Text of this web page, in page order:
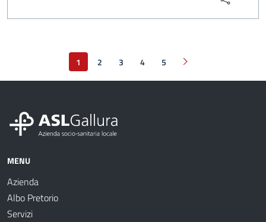
1 2 3 4 5 Pagina successiva
MENU
Azienda
Albo Pretorio
Servizi